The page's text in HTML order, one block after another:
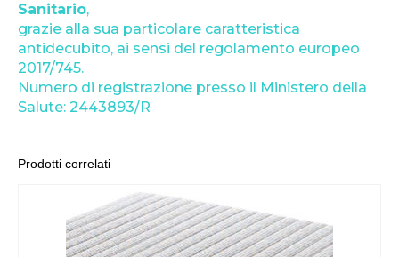
Sanitario,
grazie alla sua particolare caratteristica
antidecubito, ai sensi del regolamento europeo
2017/745.
Numero di registrazione presso il Ministero della
Salute: 2443893/R
Prodotti correlati